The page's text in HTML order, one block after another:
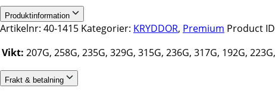
Produktinformation
Artikelnr: 40-1415 Kategorier: KRYDDOR, Premium Product
Vikt: 207G, 258G, 235G, 329G, 315G, 236G, 317G, 192G,
Frakt & betalning